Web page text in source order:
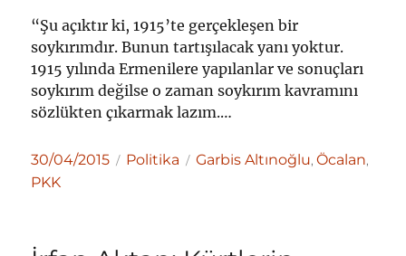
“Şu açıktır ki, 1915’te gerçekleşen bir
soykırımdır. Bunun tartışılacak yanı yoktur.
1915 yılında Ermenilere yapılanlar ve sonuçları
soykırım değilse o zaman soykırım kavramını
sözlükten çıkarmak lazım.…
Yayın
tarihi
30/04/2015 Kategoriler
Politika Etiketler
Garbis Altınoğlu,Öcalan,
PKK